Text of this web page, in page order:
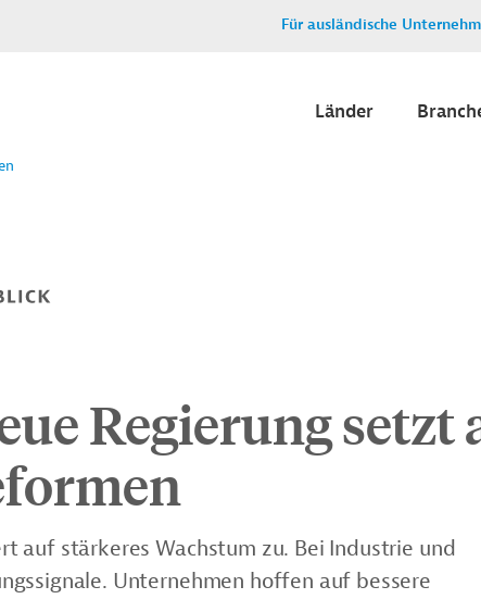
Für ausländische
Länder
Regierung setzt
auf stärkeres Wachstum zu. Bei Industrie und
Unternehmen hoffen auf bessere